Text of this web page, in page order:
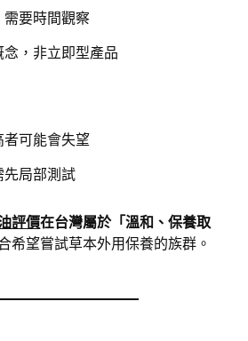
要時間觀察
，非立即型產品
可能會失望
局部測試
評價在台灣屬於「溫和、保養取
希望嘗試草本外用保養的族群。